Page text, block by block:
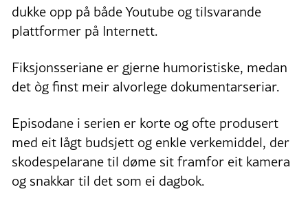
dukke opp på både Youtube og tilsvarande
plattformer på Internett.
Fiksjonsseriane er gjerne humoristiske, medan
det òg finst meir alvorlege dokumentarseriar.
Episodane i serien er korte og ofte produsert
med eit lågt budsjett og enkle verkemiddel, der
skodespelarane til døme sit framfor eit kamera
og snakkar til det som ei dagbok.